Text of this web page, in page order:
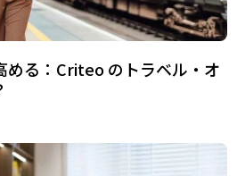
める：Criteo のトラベル・オ